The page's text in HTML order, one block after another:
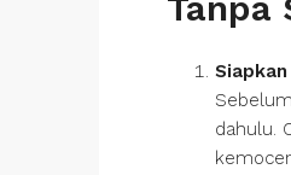
dahulu.